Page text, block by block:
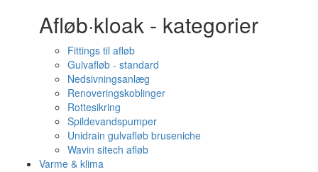
Afløb·kloak - kategorier
Fittings til afløb
Gulvafløb - standard
Nedsivningsanlæg
Renoveringskoblinger
Rottesikring
Spildevandspumper
Unidrain gulvafløb bruseniche
Wavin sitech afløb
Varme & klima